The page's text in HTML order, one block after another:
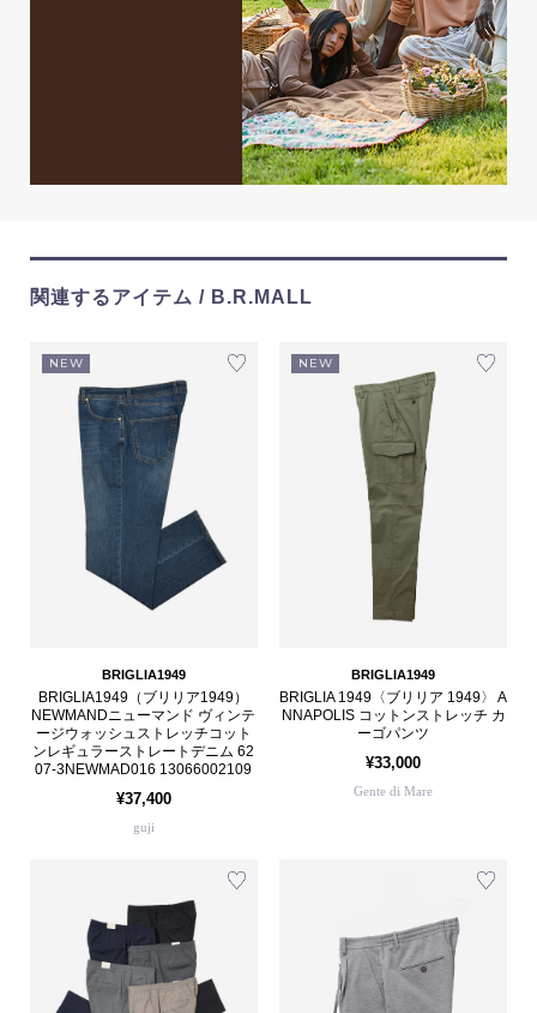
関連するアイテム / B.R.MALL
NEW
BRIGLIA1949
BRIGLIA1949（ブリリア1949）
NEWMANDニューマンド ヴィンテ
ージウォッシュストレッチコット
ンレギュラーストレートデニム 62
07-3NEWMAD016 13066002109
¥37,400
guji
NEW
BRIGLIA1949
BRIGLIA 1949〈ブリリア 1949〉 A
NNAPOLIS コットンストレッチ カ
ーゴパンツ
¥33,000
Gente di Mare